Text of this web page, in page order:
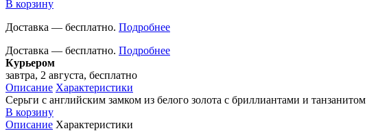
В корзину
Доставка — бесплатно. Подробнее
Доставка — бесплатно. Подробнее
Курьером
завтра, 2 августа, бесплатно
Описание Характеристики
Серьги с английским замком из белого золота с бриллиантами и танзанитом
В корзину
Описание Характеристики